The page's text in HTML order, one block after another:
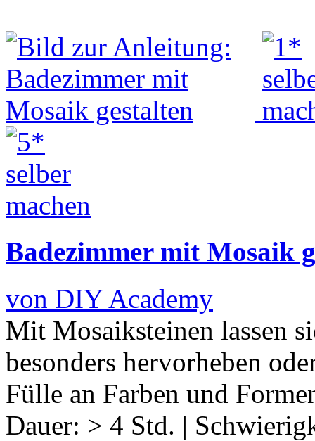
Badezimmer mit Mosaik
von DIY Academy
Mit Mosaiksteinen lassen
besonders hervorheben
Fülle an Farben und
Dauer: > 4 Std. |